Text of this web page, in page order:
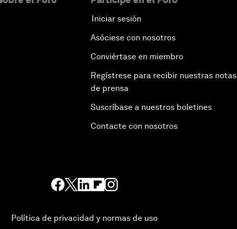
Iniciar sesión
Asóciese con nosotros
Conviértase en miembro
Regístrese para recibir nuestras notas
de prensa
Suscríbase a nuestros boletines
Contacte con nosotros
Política de privacidad y normas de uso